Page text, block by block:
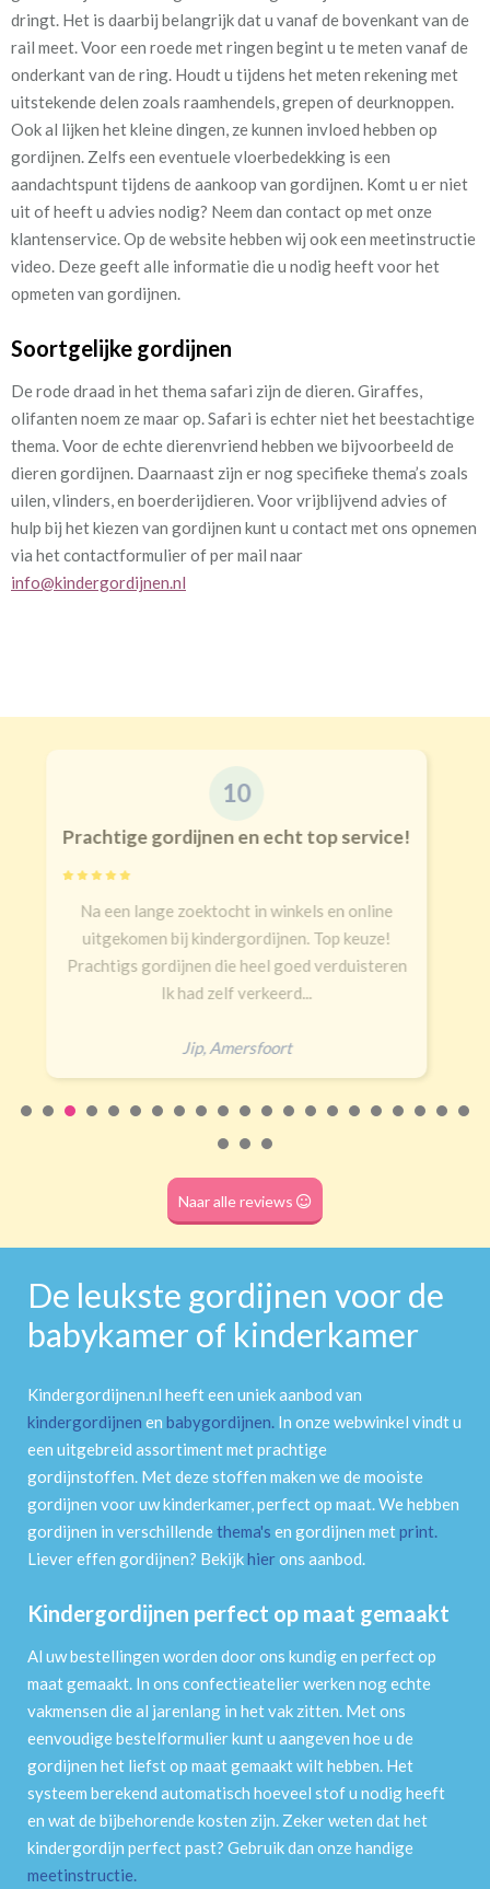
dringt. Het is daarbij belangrijk dat u vanaf de bovenkant van de
rail meet. Voor een roede met ringen begint u te meten vanaf de
onderkant van de ring. Houdt u tijdens het meten rekening met
uitstekende delen zoals raamhendels, grepen of deurknoppen.
Ook al lijken het kleine dingen, ze kunnen invloed hebben op
gordijnen. Zelfs een eventuele vloerbedekking is een
aandachtspunt tijdens de aankoop van gordijnen. Komt u er niet
uit of heeft u advies nodig? Neem dan contact op met onze
klantenservice. Op de website hebben wij ook een meetinstructie
video. Deze geeft alle informatie die u nodig heeft voor het
opmeten van gordijnen.
Soortgelijke gordijnen
De rode draad in het thema safari zijn de dieren. Giraffes,
olifanten noem ze maar op. Safari is echter niet het beestachtige
thema. Voor de echte dierenvriend hebben we bijvoorbeeld de
dieren gordijnen. Daarnaast zijn er nog specifieke thema’s zoals
uilen, vlinders, en boerderijdieren. Voor vrijblijvend advies of
hulp bij het kiezen van gordijnen kunt u contact met ons opnemen
via het contactformulier of per mail naar
info@kindergordijnen.nl
9
Goede kwaliteit en service!
Snelle levering, alles netjes aangekomen
Erald,Zeist
Naar alle reviews
De leukste gordijnen voor de
babykamer of kinderkamer
Kindergordijnen.nl heeft een uniek aanbod van
kindergordijnen en babygordijnen. In onze webwinkel vindt u
een uitgebreid assortiment met prachtige
gordijnstoffen. Met deze stoffen maken we de mooiste
gordijnen voor uw kinderkamer, perfect op maat. We hebben
gordijnen in verschillendethema's en gordijnen metprint.
Liever effen gordijnen? Bekijkhierons aanbod.
Kindergordijnen perfect op maat gemaakt
Al uw bestellingen worden door ons kundig en perfect op
maat gemaakt. In ons confectieatelier werken nog echte
vakmensen die al jarenlang in het vak zitten. Met ons
eenvoudige bestelformulier kunt u aangeven hoe u de
gordijnen het liefst op maat gemaakt wilt hebben. Het
systeem berekend automatisch hoeveel stof u nodig heeft
en wat de bijbehorende kosten zijn. Zeker weten dat het
kindergordijn perfect past? Gebruik dan onze handige
meetinstructie.